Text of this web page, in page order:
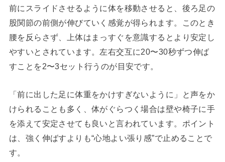
前にスライドさせるように体を移動させると、後ろ足の
股関節の前側が伸びていく感覚が得られます。このとき
腰を反らさず、上体はまっすぐを意識するとより安定し
やすいとされています。左右交互に20〜30秒ずつ伸ば
すことを2〜3セット行うのが目安です。
「前に出した足に体重をかけすぎないように」と声をか
けられることも多く、体がぐらつく場合は壁や椅子に手
を添えて安定させても良いと言われています。ポイント
は、強く伸ばすよりも“心地よい張り感”で止めることで
す。